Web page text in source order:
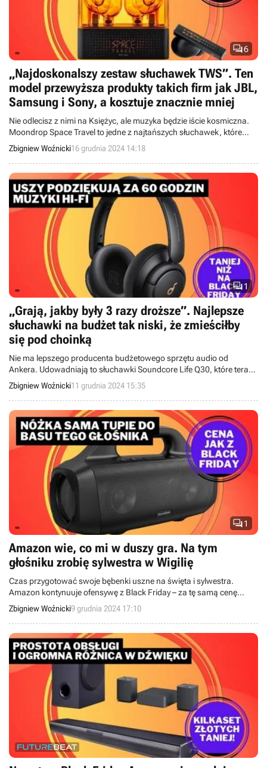
6
„Najdoskonalszy zestaw słuchawek TWS”. Ten
model przewyższa produkty takich firm jak JBL,
Samsung i Sony, a kosztuje znacznie mniej
Nie odlecisz z nimi na Księżyc, ale muzyka będzie iście kosmiczna.
Moondrop Space Travel to jedne z najtańszych słuchawek, które
oferują funkcje zarezerwowane dla znacznie droższego sprzętu.
Zbigniew Woźnicki16 grudnia 2024 14:18
1
„Grają, jakby były 3 razy droższe”. Najlepsze
słuchawki na budżet tak niski, że zmieściłby
się pod choinką
Nie ma lepszego producenta budżetowego sprzętu audio od
Ankera. Udowadniają to słuchawki Soundcore Life Q30, które teraz
są jeszcze tańsze, niż były na Black Friday, a oferują 60 godzin
działania i ANC.
Zbigniew Woźnicki11 grudnia 2024 15:35
1
Amazon wie, co mi w duszy gra. Na tym
głośniku zrobię sylwestra w Wigilię
Czas przygotować swoje bębenki uszne na święta i sylwestra.
Amazon kontynuuje ofensywę z Black Friday – za tę samą cenę
mamy głośnik z baterią na 24 godziny, funkcją powerbanku i
mocnym basem.
Zbigniew Woźnicki9 grudnia 2024 17:10